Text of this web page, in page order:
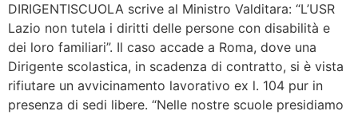
DIRIGENTISCUOLA scrive al Ministro Valditara: “L’USR
Lazio non tutela i diritti delle persone con disabilità e
dei loro familiari”. Il caso accade a Roma, dove una
Dirigente scolastica, in scadenza di contratto, si è vista
rifiutare un avvicinamento lavorativo ex l. 104 pur in
presenza di sedi libere. “Nelle nostre scuole presidiamo